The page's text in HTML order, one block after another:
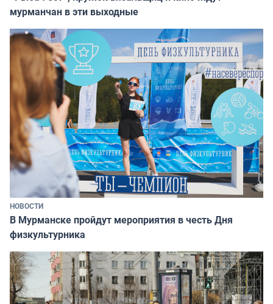
мурманчан в эти выходные
НОВОСТИ
В Мурманске пройдут мероприятия в честь Дня
физкультурника